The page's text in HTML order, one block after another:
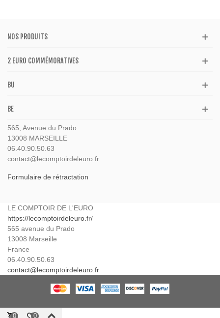
NOS PRODUITS
2 EURO COMMÉMORATIVES
BU
BE
565, Avenue du Prado
13008 MARSEILLE
06.40.90.50.63
contact@lecomptoirdeleuro.fr
Formulaire de rétractation
LE COMPTOIR DE L'EURO
https://lecomptoirdeleuro.fr/
565 avenue du Prado
13008 Marseille
France
06.40.90.50.63
contact@lecomptoirdeleuro.fr
0 0